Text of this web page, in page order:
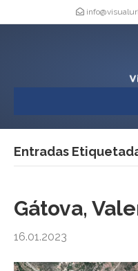
Entradas
Gátova,
16.01.2023